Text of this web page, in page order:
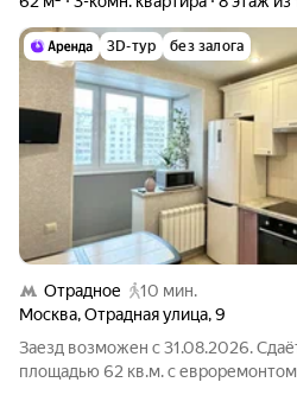
3D-тур без залога
Отрадное
10 мин.
Москва,Отрадная улица,9
Заезд возможен с 31.08.2026.
площадью 62 кв.м. с